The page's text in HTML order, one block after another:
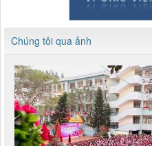
Chúng tôi qua ảnh